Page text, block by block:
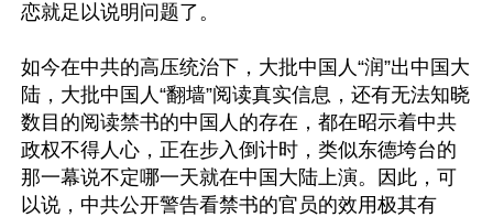
恋就足以说明问题了。
如今在中共的高压统治下，大批中国人“润”出中国大
陆，大批中国人“翻墙”阅读真实信息，还有无法知晓
数目的阅读禁书的中国人的存在，都在昭示着中共
政权不得人心，正在步入倒计时，类似东德垮台的
那一幕说不定哪一天就在中国大陆上演。因此，可
以说，中共公开警告看禁书的官员的效用极其有